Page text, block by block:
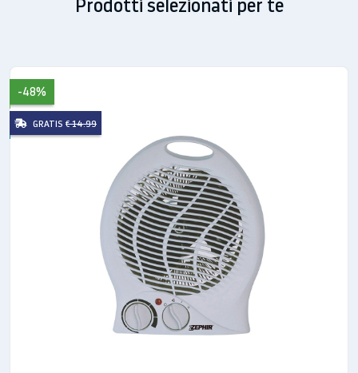
Prodotti selezionati per te
-48%
GRATIS € 14.99